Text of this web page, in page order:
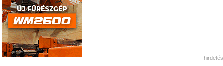
hirdetés